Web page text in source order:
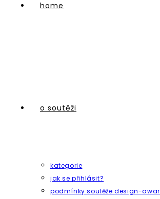
home
o soutěži
kategorie
jak se přihlásit?
podmínky soutěže design-